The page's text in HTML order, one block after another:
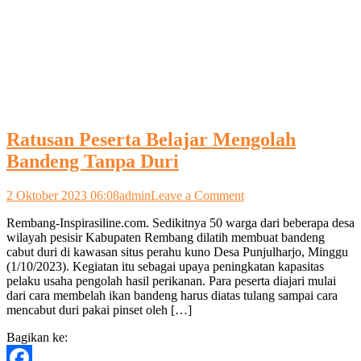
Ratusan Peserta Belajar Mengolah
Bandeng Tanpa Duri
2 Oktober 2023 06:08adminLeave a Commenton
Peserta
Belajar
Mengolah
Bandeng
Tanpa
Duri
Rembang-Inspirasiline.com. Sedikitnya 50 warga dari beberapa desa
wilayah pesisir Kabupaten Rembang dilatih membuat bandeng
cabut duri di kawasan situs perahu kuno Desa Punjulharjo, Minggu
(1/10/2023). Kegiatan itu sebagai upaya peningkatan kapasitas
pelaku usaha pengolah hasil perikanan. Para peserta diajari mulai
dari cara membelah ikan bandeng harus diatas tulang sampai cara
mencabut duri pakai pinset oleh […]
Bagikan ke: